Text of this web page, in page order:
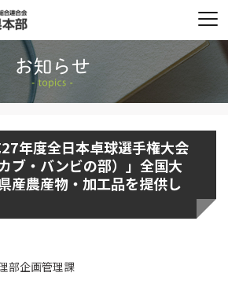
27年度全日本卓球選手権大会
ブ・バンビの部）」全国大
産農産物・加工品を提供し
部企画管理課